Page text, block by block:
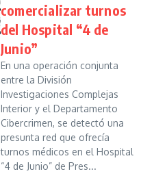
comercializar turnos
del Hospital “4 de
Junio”
En una operación conjunta
entre la División
Investigaciones Complejas
Interior y el Departamento
Cibercrimen, se detectó una
presunta red que ofrecía
turnos médicos en el Hospital
“4 de Junio” de Pres...